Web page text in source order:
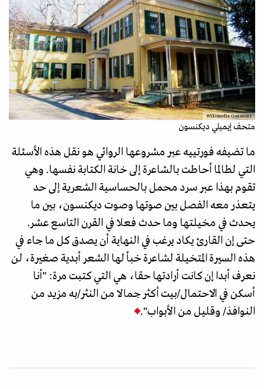
Wikimedia Commons
متحف إيميلي ديكنسون
ما تضيفه فورتييه عبر مشروعها الروائي هو نقل هذه الأسئلة
التي لطالما أحاطت بالشاعرة إلى خانة الكتابة نفسها. وهي
تقوم بهذا عبر سرد محمل بالحساسية الشعرية إلى حد
يتعذر معه الفصل بين صوتها وصوت ديكنسون، بين ما
يحدث في مخيلتها وما حدث فعلا في القرن التاسع عشر.
حتى إن القارئ يكاد يرغب في النهاية أن يصدق كل ما جاء في
هذه السيرة المتخيلة لشاعرة خبأ لها الشعر أبدية صغيرة، لن
نعرف أبدا إن كانت أرادتها حقا، هي التي كتبت مرة: "أنا
أسكن في الاحتمال/بيت أكثر جمالا من النثر/به مزيد من
النوافذ/ وقليل من الأبواب".